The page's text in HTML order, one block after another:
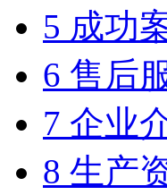
5 成功
6 售后
7 企业
8 生产